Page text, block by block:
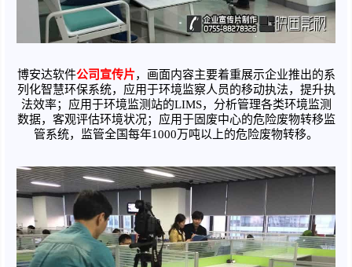
博安达软件公司宣传片，画面内容主要着重展示企业推出的系
列化智慧环保系统，应用于环境监察人员的移动执法，提升执
法效率；应用于环境监测站的LIMS，分析管理各类环境监测
数据，客观评估环境状况；应用于固废中心的危险废物转移监
管系统，监管全国每年1000万吨以上的危险废物转移。